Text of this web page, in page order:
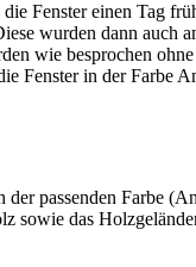
Fenster einen Tag
wurden dann auch
wie besprochen
Fenster in der Farbe
passenden Farbe
sowie das